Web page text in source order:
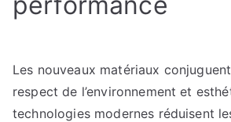
Les nouveaux matériaux
respect de l’environnement et
technologies modernes réduisent